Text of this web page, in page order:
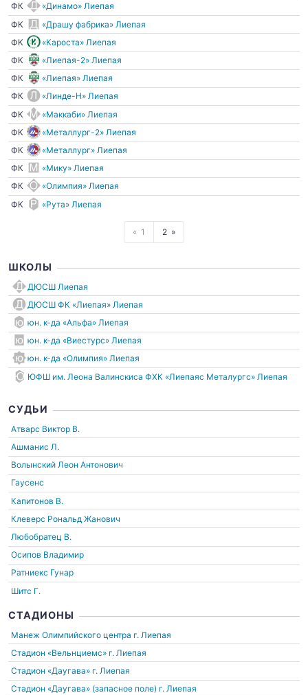
ФК
«Динамо» Лиепая
ФК
«Драшу фабрика» Лиепая
ФК
«Кароста» Лиепая
ФК
«Лиепая-2» Лиепая
ФК
«Лиепая» Лиепая
ФК
«Линде-Н» Лиепая
ФК
«Маккаби» Лиепая
ФК
«Металлург-2» Лиепая
ФК
«Металлург» Лиепая
ФК
«Мику» Лиепая
ФК
«Олимпия» Лиепая
ФК
«Рута» Лиепая
1 2
ШКОЛЫ
ДЮСШ Лиепая
ДЮСШ ФК «Лиепая» Лиепая
юн. к-да «Альфа» Лиепая
юн. к-да «Виестурс» Лиепая
юн. к-да «Олимпия» Лиепая
ЮФШ им. Леона Валинскиса ФХК «Лиепаяс Металургс» Лиепая
СУДЬИ
Атварс Виктор В.
Ашманис Л.
Волынский Леон Антонович
Гаусенс
Капитонов В.
Клеверс Рональд Жанович
Любобратец В.
Осипов Владимир
Ратниекс Гунар
Шитc Г.
СТАДИОНЫ
Манеж Олимпийского центра г. Лиепая
Стадион «Вельнциемс» г. Лиепая
Стадион «Даугава» г. Лиепая
Стадион «Даугава» (запасное поле) г. Лиепая